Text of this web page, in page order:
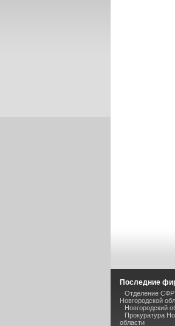
Последние
Отделение СФР
Новгородской
Новгородский
Прокуратура
области